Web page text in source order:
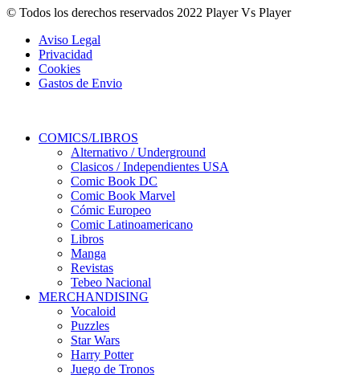
© Todos los derechos reservados 2022 Player Vs Player
Aviso Legal
Privacidad
Cookies
Gastos de Envio
COMICS/LIBROS
Alternativo / Underground
Clasicos / Independientes USA
Comic Book DC
Comic Book Marvel
Cómic Europeo
Comic Latinoamericano
Libros
Manga
Revistas
Tebeo Nacional
MERCHANDISING
Vocaloid
Puzzles
Star Wars
Harry Potter
Juego de Tronos